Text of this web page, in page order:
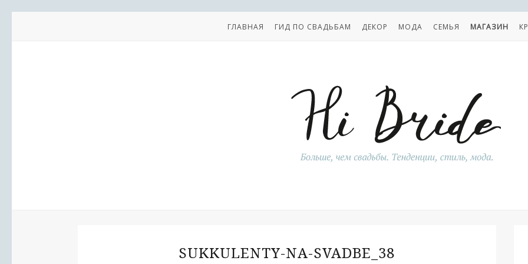
ГЛАВНАЯ ГИД ПО СВАДЬБАМ ДЕКОР МОДА СЕМЬЯ МАГАЗИН
SUKKULENTY-NA-SVADBE_38